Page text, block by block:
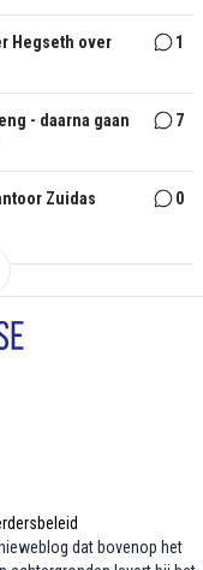
Hegseth over
1
- daarna gaan
7
Zuidas
0
dat bovenop het